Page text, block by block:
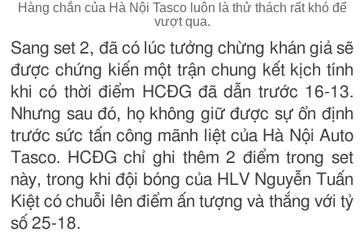
Hàng chắn của Hà Nội Tasco luôn là thử thách rất khó để
vượt qua.
Sang set 2, đã có lúc tưởng chừng khán giả sẽ
được chứng kiến một trận chung kết kịch tính
khi có thời điểm HCĐG đã dẫn trước 16-13.
Nhưng sau đó, họ không giữ được sự ổn định
trước sức tấn công mãnh liệt của Hà Nội Auto
Tasco. HCĐG chỉ ghi thêm 2 điểm trong set
này, trong khi đội bóng của HLV Nguyễn Tuấn
Kiệt có chuỗi lên điểm ấn tượng và thắng với tỷ
số 25-18.